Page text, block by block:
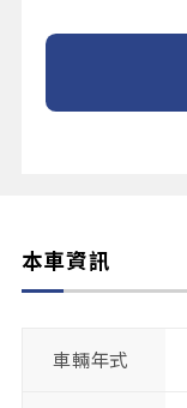
本車資訊
車輛年式